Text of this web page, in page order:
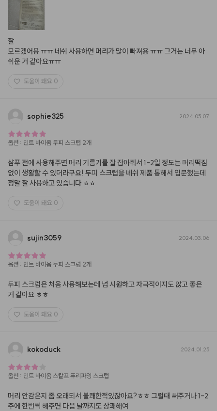
잘
모르겠어용 ㅠㅠ 네쉬 사용하면 머리가 많이 빠져용 ㅠㅠ 그거는 너무 아
쉬운 거 같아요ㅠㅠ
도움이 돼요 0
sophie325 2024.05.07
옵션 : 민트 바이옴 두피 스크럽 2개
샴푸 전에 사용해주면 머리 기름기를 잘 잡아줘서 1-2일 정도는 머리떡짐
없이 생활할 수 있더라구요! 두피 스크럽을 네쉬 제품 통해서 입문했는데
정말 잘 사용하고 있습니다 ㅎㅎ
도움이 돼요 0
sujin3059 2024.03.06
옵션 : 민트 바이옴 두피 스크럽 2개
두피 스크럽은 처음 사용해보는데 넘 시원하고 자극적이지도 않고 좋은
거 같아요 ㅎㅎ
도움이 돼요 0
kokoduck 2024.01.25
옵션 : 민트 바이옴 스칼프 퓨리파잉 스크럽
머리 안감은지 좀 오래되서 불쾌한적있잖아요?ㅎㅎ 그럴때 써주거나 1-2
주에 한번씩 해주면 다음 날까지도 상쾌해여